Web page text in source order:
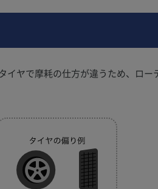
イヤで摩耗の仕方が違うため、ロー